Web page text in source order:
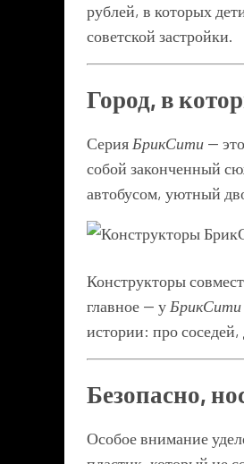
рублей, в которых
советской застройки.
Город, в
Серия БрикСити —
собой законченный
автобусом, уютный
Конструкторы
главное — у БрикСити
истории: про
Безопасно,
Особое внимание